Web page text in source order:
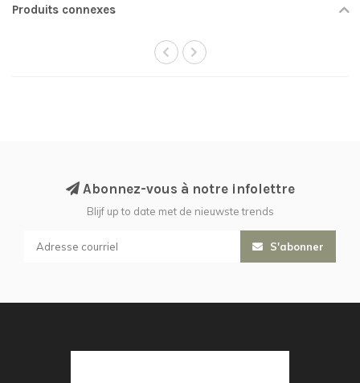
Produits connexes
Abonnez-vous à notre infolettre
Blijf up to date met de nieuwste trends
S'abonner